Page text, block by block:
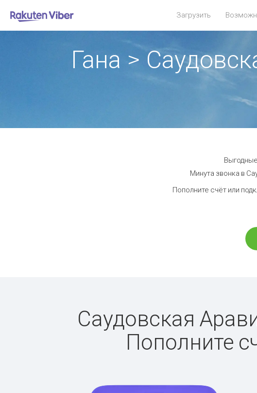
Загрузить
Гана >
Минута звонка в
Пополните счёт или
Саудовская
Пополните